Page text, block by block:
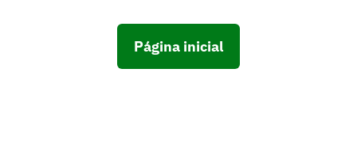
Página inicial